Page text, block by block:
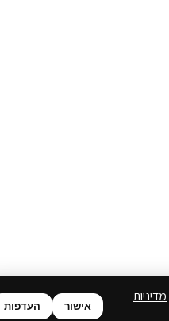
מדיניות
אישור העדפות